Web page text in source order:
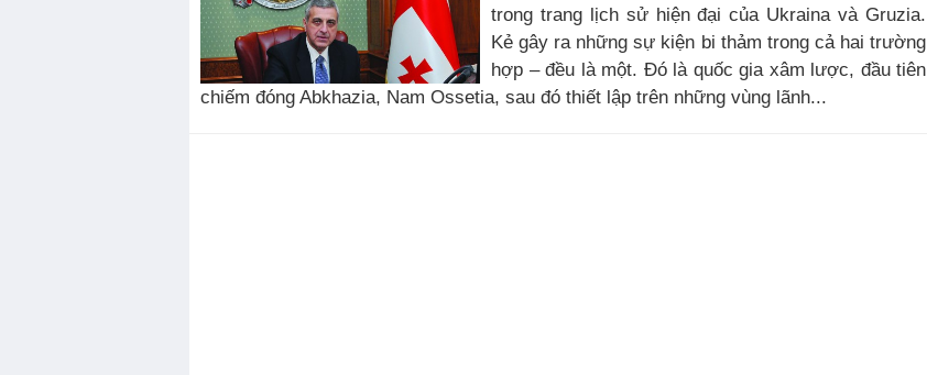
trong trang lịch sử hiện đại của Ukraina và Gruzia.
Kẻ gây ra những sự kiện bi thảm trong cả hai trường
hợp – đều là một. Đó là quốc gia xâm lược, đầu tiên
chiếm đóng Abkhazia, Nam Ossetia, sau đó thiết lập trên những vùng lãnh...